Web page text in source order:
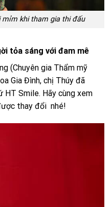
mỉm khi tham gia thi đấu
tỏa sáng với đam mê
(Chuyên gia Thẩm mỹ
Gia Đình, chị Thúy đã
Smile. Hãy cùng xem
thay đổi nhé!